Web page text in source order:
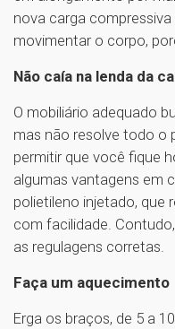
nova carga compressiva
movimentar o corpo,
Não caía na lenda da
O mobiliário adequado
mas não resolve todo o
permitir que você fique
algumas vantagens em
polietileno injetado, que
com facilidade.
as regulagens corretas.
Faça um aquecimento
Erga os braços, de 5 a